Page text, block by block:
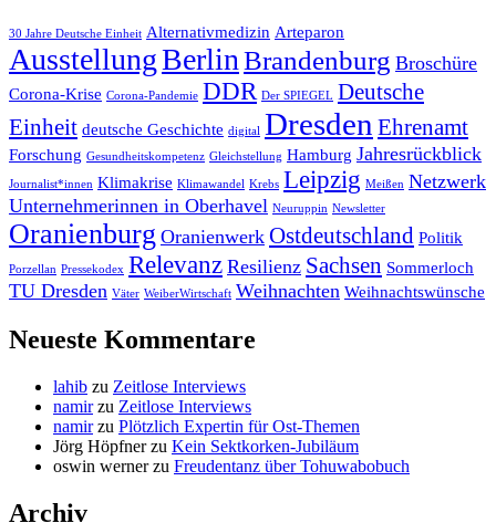
30 Jahre Deutsche Einheit Alternativmedizin Arteparon
AusstellungBerlin Brandenburg Broschüre
Corona-Krise Corona-Pandemie DDR Der SPIEGEL Deutsche
Einheit deutsche Geschichte digital Dresden Ehrenamt
Forschung Gesundheitskompetenz Gleichstellung Hamburg Jahresrückblick
Journalist*innen Klimakrise Klimawandel Krebs Leipzig Meißen Netzwerk
Unternehmerinnen in Oberhavel Neuruppin Newsletter
Oranienburg Oranienwerk Ostdeutschland Politik
Porzellan Pressekodex Relevanz Resilienz Sachsen Sommerloch
TU Dresden Väter WeiberWirtschaft Weihnachten Weihnachtswünsche
Neueste Kommentare
lahib zu Zeitlose Interviews
namirzu Zeitlose Interviews
namirzu Plötzlich Expertin für Ost-Themen
Jörg Höpfnerzu Kein Sektkorken-Jubiläum
oswin wernerzu Freudentanz über Tohuwabobuch
Archiv